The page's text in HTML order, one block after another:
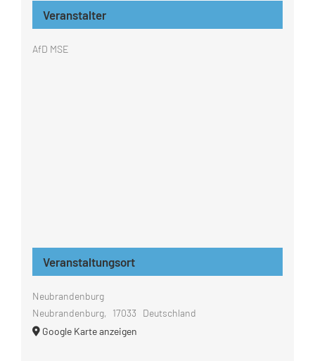
Veranstalter
AfD MSE
Veranstaltungsort
Neubrandenburg
Neubrandenburg, 17033
Deutschland
Google Karte anzeigen